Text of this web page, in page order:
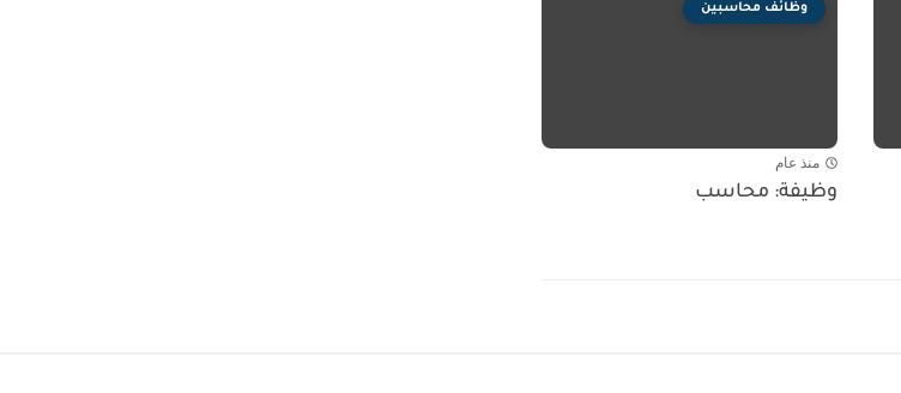
وظائف محاسبين
منذ عام
وظيفة: محاسب